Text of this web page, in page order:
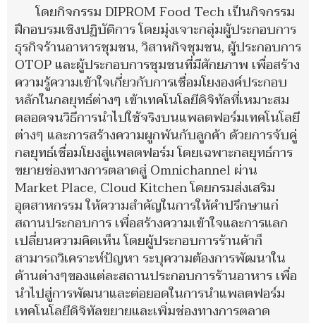
โดยกิจกรรม DIPROM Food Tech เป็นกิจกรรม
ฝึกอบรมเชิงปฏิบัติการ โดยมุ่งเจาะกลุ่มผู้ประกอบการ
ธุรกิจร้านอาหารชุมชน, วิสาหกิจชุมชน, ผู้ประกอบการ
OTOP และผู้ประกอบการชุมชนที่มีศักยภาพ เพื่อสร้าง
ความรู้ความเข้าใจเกี่ยวกับการเชื่อมโยงองค์ประกอบ
หลักในกลยุทธ์ต่างๆ เข้าเทคโนโลยีดิจิทัลที่เหมาะสม
ตลอดจนวิธีการนำไปใช้จริงบนแพลตฟอร์มเทคโนโลยี
ต่างๆ และการสร้างความผูกพันกับลูกค้า ด้วยการจับคู่
กลยุทธ์เชื่อมโยงสู่แพลตฟอร์ม โดยเฉพาะกลยุทธ์การ
ขยายช่องทางการตลาดสู่ Omnichannel ผ่าน
Market Place, Cloud Kitchen โดยกรมส่งเสริม
อุตสาหกรรม ให้ความสำคัญในการให้คำปรึกษาแก่
สถานประกอบการ เพื่อสร้างความเข้าใจและการแลก
เปลี่ยนความคิดเห็น โดยผู้ประกอบการร้านค้าก็
สามารถวิเคราะห์ปัญหา ระบุความต้องการพัฒนาใน
ด้านต่างๆของแต่ละสถานประกอบการร้านอาหาร เพื่อ
นำไปสู่การพัฒนาและต่อยอดในการนำแพลตฟอร์ม
เทคโนโลยีดิจิทัลขยายและเพิ่มช่องทางการตลาด